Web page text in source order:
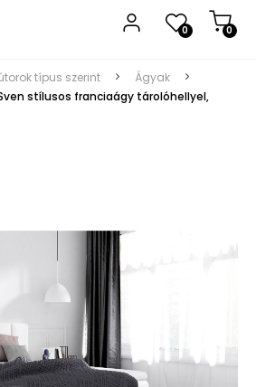
0 0
típus szerint
Ágyak
stílusos franciaágy tárolóhellyel,